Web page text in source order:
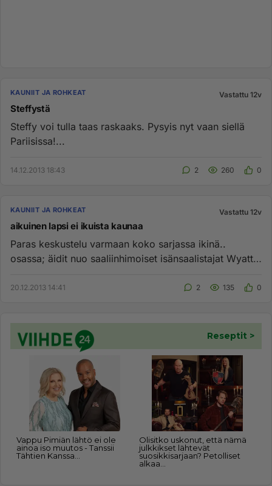
KAUNIIT JA ROHKEAT Vastattu 12v
Steffystä
Steffy voi tulla taas raskaaks. Pysyis nyt vaan siellä
Pariisissa!...
14.12.2013 18:43 2 260 0
KAUNIIT JA ROHKEAT Vastattu 12v
aikuinen lapsi ei ikuista kaunaa
Paras keskustelu varmaan koko sarjassa ikinä..
osassa; äidit nuo saaliinhimoiset isänsaalistajat Wyatt
20.12.2013 14:41 2 135 0